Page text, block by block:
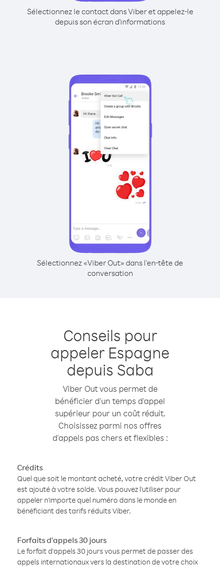
Sélectionnez le contact dans Viber et appelez-le
depuis son écran d'informations
Sélectionnez «Viber Out» dans l'en-tête de
conversation
Conseils pour
appeler Espagne
depuis Saba
Viber Out vous permet de
bénéficier d'un temps d'appel
supérieur pour un coût réduit.
Choisissez parmi nos offres
d'appels pas chers et flexibles :
Crédits
Quel que soit le montant acheté, votre crédit Viber Out
est ajouté à votre solde. Vous pouvez l'utiliser pour
appeler n'importe quel numéro dans le monde en
bénéficiant des tarifs réduits Viber.
Forfaits d'appels 30 jours
Le forfait d'appels 30 jours vous permet de passer des
appels internationaux vers la destination de votre choix